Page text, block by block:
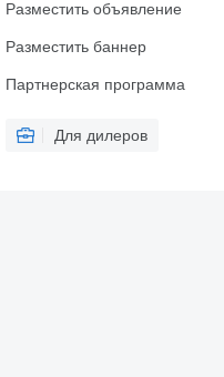
Разместить объявление
Разместить баннер
Партнерская программа
Для дилеров